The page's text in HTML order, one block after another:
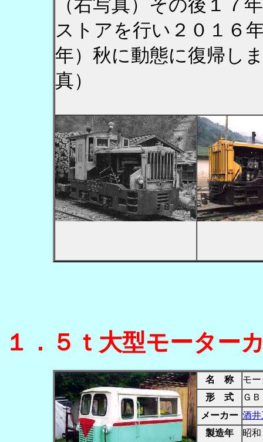
（右写真）その後１７
ストアを行い２０１６
年）秋に動態に復帰し
真）
１．５ｔ大型モーター
名 称
モ
形 式
Ｇ
メーカー 酒
製造年
昭